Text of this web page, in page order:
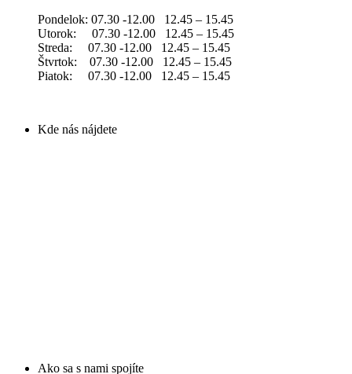
Pondelok: 07.30 -12.00 12.45 – 15.45
Utorok: 07.30 -12.00 12.45 – 15.45
Streda: 07.30 -12.00 12.45 – 15.45
Štvrtok: 07.30 -12.00 12.45 – 15.45
Piatok: 07.30 -12.00 12.45 – 15.45
Kde nás nájdete
Ako sa s nami spojíte